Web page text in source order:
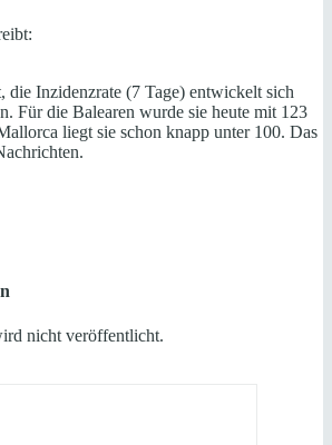
die Inzidenzrate (7 Tage) entwickelt sich
Für die Balearen wurde sie heute mit 123
liegt sie schon knapp unter 100. Das
nicht veröffentlicht.